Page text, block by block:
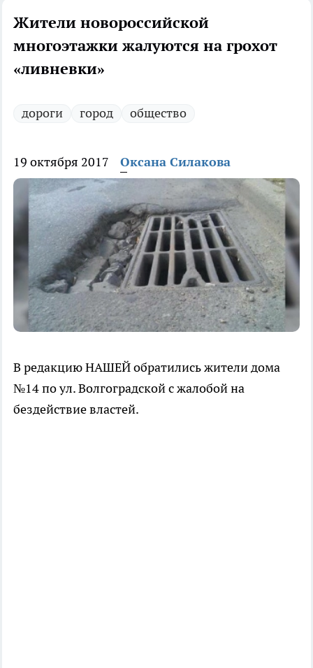
Жители новороссийской
многоэтажки жалуются на грохот
«ливневки»
дороги город общество
19 октября 2017 Оксана Силакова
В редакцию НАШЕЙ обратились жители дома
№14 по ул. Волгоградской с жалобой на
бездействие властей.